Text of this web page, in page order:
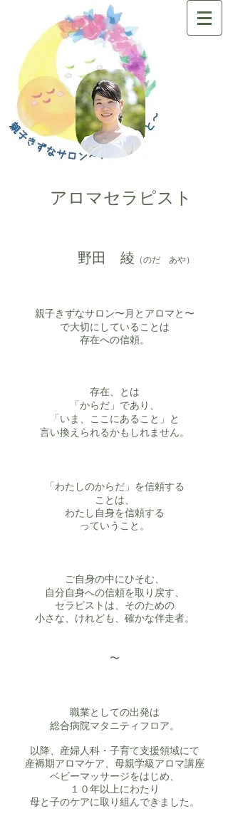
アロマセラピスト
野田 綾 （のだ あや）
親子きずなサロン〜月とアロマと〜
で大切にしていることは
存在への信頼。
存在、とは
「からだ」であり、
「 いま、ここにあること」と
言い換えられるかもしれません。
「わたしのからだ」 を信頼する
ことは、
わたし自身を信頼する
っていうこと。
ご自身の中にひそむ、
自分自身への信頼を取り戻す、
セラピストは、そのための
​小さな、けれども、確かな伴走者。
​〜
職業としての出発は
総合病院マタニティフロア。
以降、産婦人科・子育て支援領域にて
産褥期アロマケア、母親学級アロマ講座
ベビーマッサージをはじめ、
１０年以上にわたり
母と子のケアに取り組んできました。